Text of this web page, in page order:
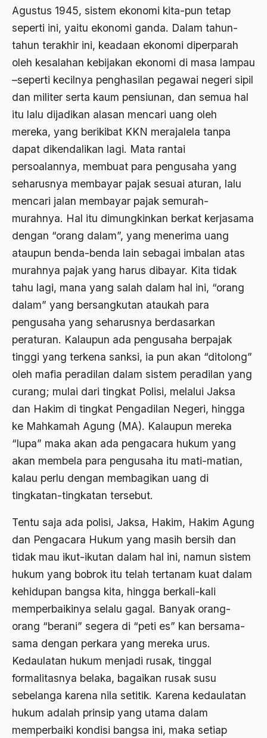
Agustus 1945, sistem ekonomi kita-pun tetap
seperti ini, yaitu ekonomi ganda. Dalam tahun-
tahun terakhir ini, keadaan ekonomi diperparah
oleh kesalahan kebijakan ekonomi di masa lampau
–seperti kecilnya penghasilan pegawai negeri sipil
dan militer serta kaum pensiunan, dan semua hal
itu lalu dijadikan alasan mencari uang oleh
mereka, yang berikibat KKN merajalela tanpa
dapat dikendalikan lagi. Mata rantai
persoalannya, membuat para pengusaha yang
seharusnya membayar pajak sesuai aturan, lalu
mencari jalan membayar pajak semurah-
murahnya. Hal itu dimungkinkan berkat kerjasama
dengan “orang dalam”, yang menerima uang
ataupun benda-benda lain sebagai imbalan atas
murahnya pajak yang harus dibayar. Kita tidak
tahu lagi, mana yang salah dalam hal ini, “orang
dalam” yang bersangkutan ataukah para
pengusaha yang seharusnya berdasarkan
peraturan. Kalaupun ada pengusaha berpajak
tinggi yang terkena sanksi, ia pun akan “ditolong”
oleh mafia peradilan dalam sistem peradilan yang
curang; mulai dari tingkat Polisi, melalui Jaksa
dan Hakim di tingkat Pengadilan Negeri, hingga
ke Mahkamah Agung (MA). Kalaupun mereka
“lupa” maka akan ada pengacara hukum yang
akan membela para pengusaha itu mati-matian,
kalau perlu dengan membagikan uang di
tingkatan-tingkatan tersebut.
Tentu saja ada polisi, Jaksa, Hakim, Hakim Agung
dan Pengacara Hukum yang masih bersih dan
tidak mau ikut-ikutan dalam hal ini, namun sistem
hukum yang bobrok itu telah tertanam kuat dalam
kehidupan bangsa kita, hingga berkali-kali
memperbaikinya selalu gagal. Banyak orang-
orang “berani” segera di “peti es” kan bersama-
sama dengan perkara yang mereka urus.
Kedaulatan hukum menjadi rusak, tinggal
formalitasnya belaka, bagaikan rusak susu
sebelanga karena nila setitik. Karena kedaulatan
hukum adalah prinsip yang utama dalam
memperbaiki kondisi bangsa ini, maka setiap
1985
1984
1983
1982
1981
1979
1978
1976
1975
1974
1973
1972
1971
Adipati Unus
Administrasi Negara
Adnan Buyung Nasution
Adopsi
Advisors
Aera-Europa
Afiliasi Kultural
Afrika
Afrika utara
agama
Agama & Negara
Agama Asli
Agama Asli Indonesia
Agama dan Negara
Agama dan negaraa
Agama dan Politik
Agama dan Praktis
Agama Demokrasi
Agama di Asia
Agama Hukum
Agama Inovasi
Agama Islam
agama populer
Agama Terang
Agamawan
Agenda Nasional
Agraria
agraris